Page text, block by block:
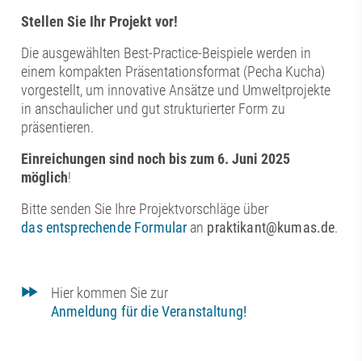
Stellen Sie Ihr Projekt vor!
Die ausgewählten Best-Practice-Beispiele werden in
einem kompakten Präsentationsformat (Pecha Kucha)
vorgestellt, um innovative Ansätze und Umweltprojekte
in anschaulicher und gut strukturierter Form zu
präsentieren.
Einreichungen sind noch bis zum 6. Juni 2025
möglich!
Bitte senden Sie Ihre Projektvorschläge über
das entsprechende Formular an praktikant@kumas.de.
Hier kommen Sie zur
Anmeldung für die Veranstaltung!